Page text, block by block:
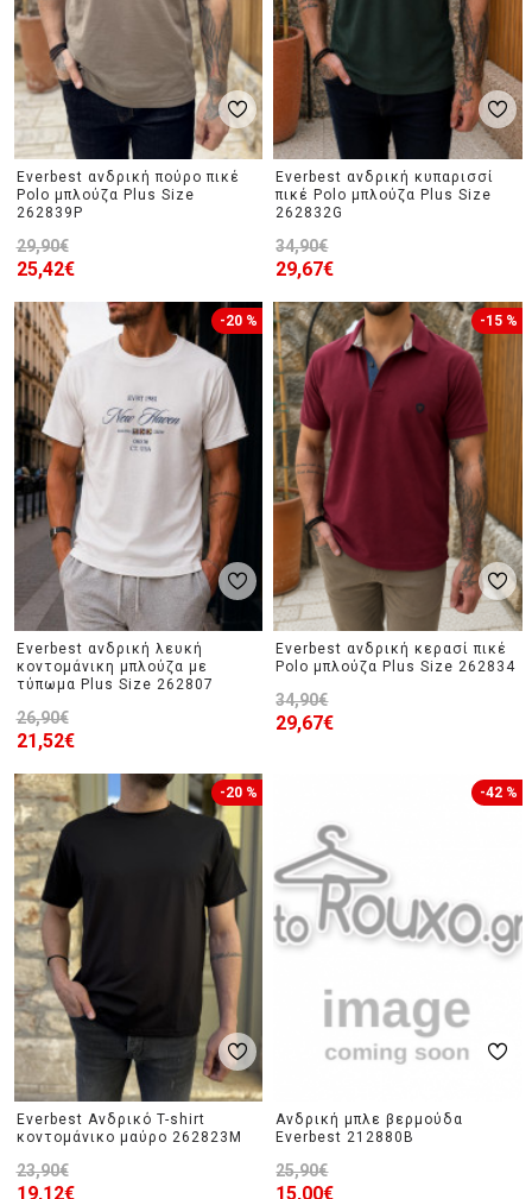
Everbest ανδρική πούρο πικέ
Polo μπλούζα Plus Size
262839P
25,42€
29,90€
Everbest ανδρική κυπαρισσί
πικέ Polo μπλούζα Plus Size
262832G
29,67€
34,90€
-20 %
Everbest ανδρική λευκή
κοντομάνικη μπλούζα με
τύπωμα Plus Size 262807
21,52€
26,90€
-15 %
Everbest ανδρική κερασί πικέ
Polo μπλούζα Plus Size 262834
29,67€
34,90€
-20 %
Everbest Ανδρικό T-shirt
κοντομάνικο μαύρο 262823M
19,12€
23,90€
-42 %
Ανδρική μπλε βερμούδα
Everbest 212880B
15,00€
25,90€